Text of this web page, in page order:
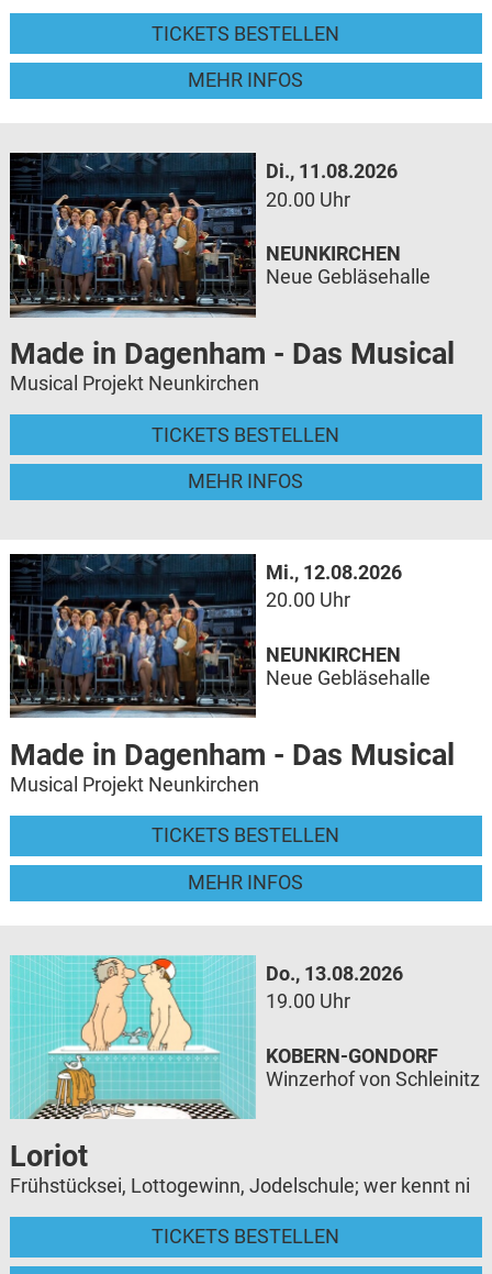
TICKETS BESTELLEN
MEHR INFOS
Di., 11.08.2026
20.00 Uhr
Made in Dagenham - Das Musical
Musical Projekt Neunkirchen
TICKETS BESTELLEN
MEHR INFOS
NEUNKIRCHEN
Neue Gebläsehalle
Mi., 12.08.2026
20.00 Uhr
Made in Dagenham - Das Musical
Musical Projekt Neunkirchen
TICKETS BESTELLEN
MEHR INFOS
NEUNKIRCHEN
Neue Gebläsehalle
Do., 13.08.2026
19.00 Uhr
Loriot
Frühstücksei, Lottogewinn, Jodelschule; wer kennt ni
TICKETS BESTELLEN
KOBERN-GONDORF
Winzerhof von Schleinitz